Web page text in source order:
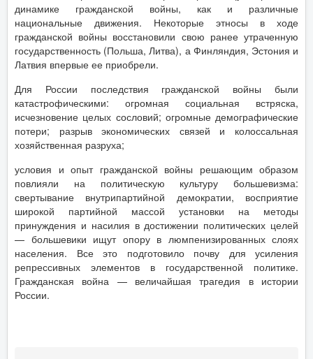
динамике гражданской войны, как и различные
национальные движения. Некоторые этносы в ходе
гражданской войны восстановили свою ранее утраченную
государственность (Польша, Литва), а Финляндия, Эстония и
Латвия впервые ее приобрели.
Для России последствия гражданской войны были
катастрофическими: огромная социальная встряска,
исчезновение целых сословий; огромные демографические
потери; разрыв экономических связей и колоссальная
хозяйственная разруха;
условия и опыт гражданской войны решающим образом
повлияли на политическую культуру большевизма:
свертывание внутрипартийной демократии, восприятие
широкой партийной массой установки на методы
принуждения и насилия в достижении политических целей
— большевики ищут опору в люмпенизированных слоях
населения. Все это подготовило почву для усиления
репрессивных элементов в государственной политике.
Гражданская война — величайшая трагедия в истории
России.